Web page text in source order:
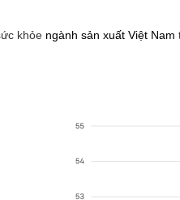
khỏe ngành sản xuất Việt Nam